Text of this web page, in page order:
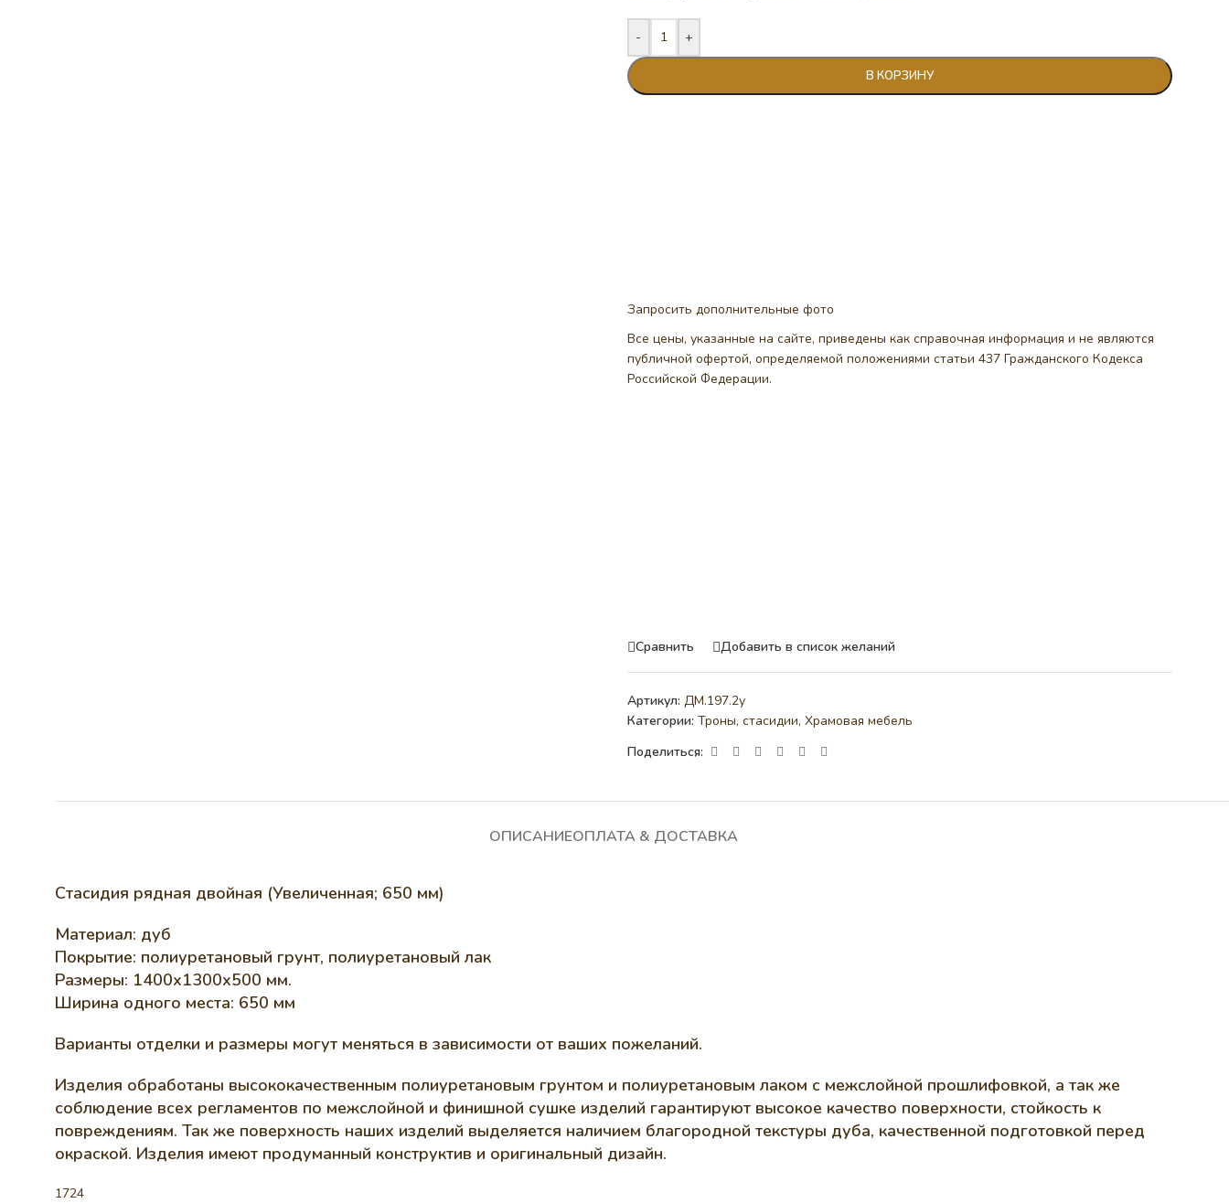
- +
В КОРЗИНУ
Запросить дополнительные фото
Все цены, указанные на сайте, приведены как справочная информация и не являются
публичной офертой, определяемой положениями статьи 437 Гражданского Кодекса
Российской Федерации.
Сравнить Добавить в список желаний
Артикул: ДМ.197.2у
Категории: Троны, стасидии, Храмовая мебель
Поделиться:
ОПИСАНИЕОПЛАТА & ДОСТАВКА
Стасидия рядная двойная (Увеличенная; 650 мм)
Материал: дуб
Покрытие: полиуретановый грунт, полиуретановый лак
Размеры: 1400х1300х500 мм.
Ширина одного места: 650 мм
Варианты отделки и размеры могут меняться в зависимости от ваших пожеланий.
Изделия обработаны высококачественным полиуретановым грунтом и полиуретановым лаком с межслойной прошлифовкой, а так же
соблюдение всех регламентов по межслойной и финишной сушке изделий гарантируют высокое качество поверхности, стойкость к
повреждениям. Так же поверхность наших изделий выделяется наличием благородной текстуры дуба, качественной подготовкой перед
окраской. Изделия имеют продуманный конструктив и оригинальный дизайн.
1724